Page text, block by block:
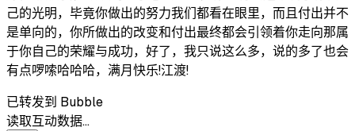
己的光明，毕竟你做出的努力我们都看在眼里，而且付出并不
是单向的，你所做出的改变和付出最终都会引领着你走向那属
于你自己的荣耀与成功，好了，我只说这么多，说的多了也会
有点啰嗦哈哈哈，满月快乐!江渡!
已转发到 Bubble
读取互动数据…